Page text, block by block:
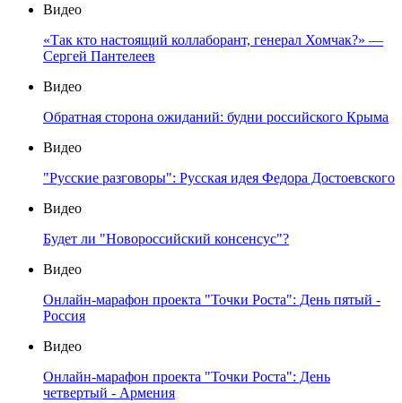
Видео
«Так кто настоящий коллаборант, генерал Хомчак?» —
Сергей Пантелеев
Видео
Обратная сторона ожиданий: будни российского Крыма
Видео
"Русские разговоры": Русская идея Федора Достоевского
Видео
Будет ли "Новороссийский консенсус"?
Видео
Онлайн-марафон проекта "Точки Роста": День пятый -
Россия
Видео
Онлайн-марафон проекта "Точки Роста": День
четвертый - Армения